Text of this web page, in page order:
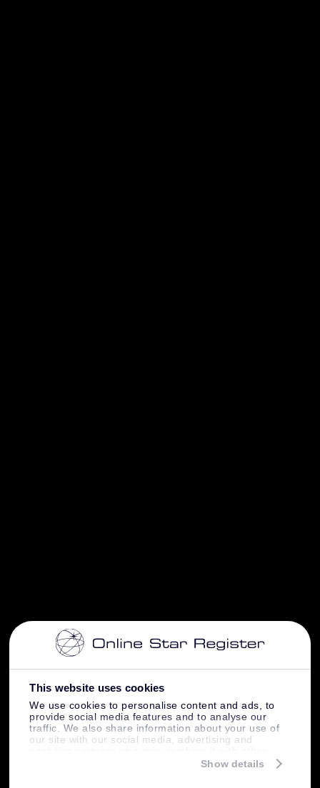
This website uses cookies
We use cookies to personalise content and ads, to
provide social media features and to analyse our
traffic. We also share information about your use of
our site with our social media, advertising and
information that you’ve provided to them or that
Show details